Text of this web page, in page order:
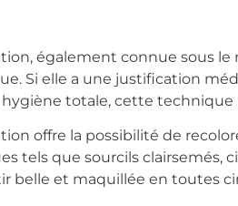
également connue sous
Si elle a une justification
totale, cette technique
offre la possibilité de
tels que sourcils clairsemés,
belle et maquillée en toutes